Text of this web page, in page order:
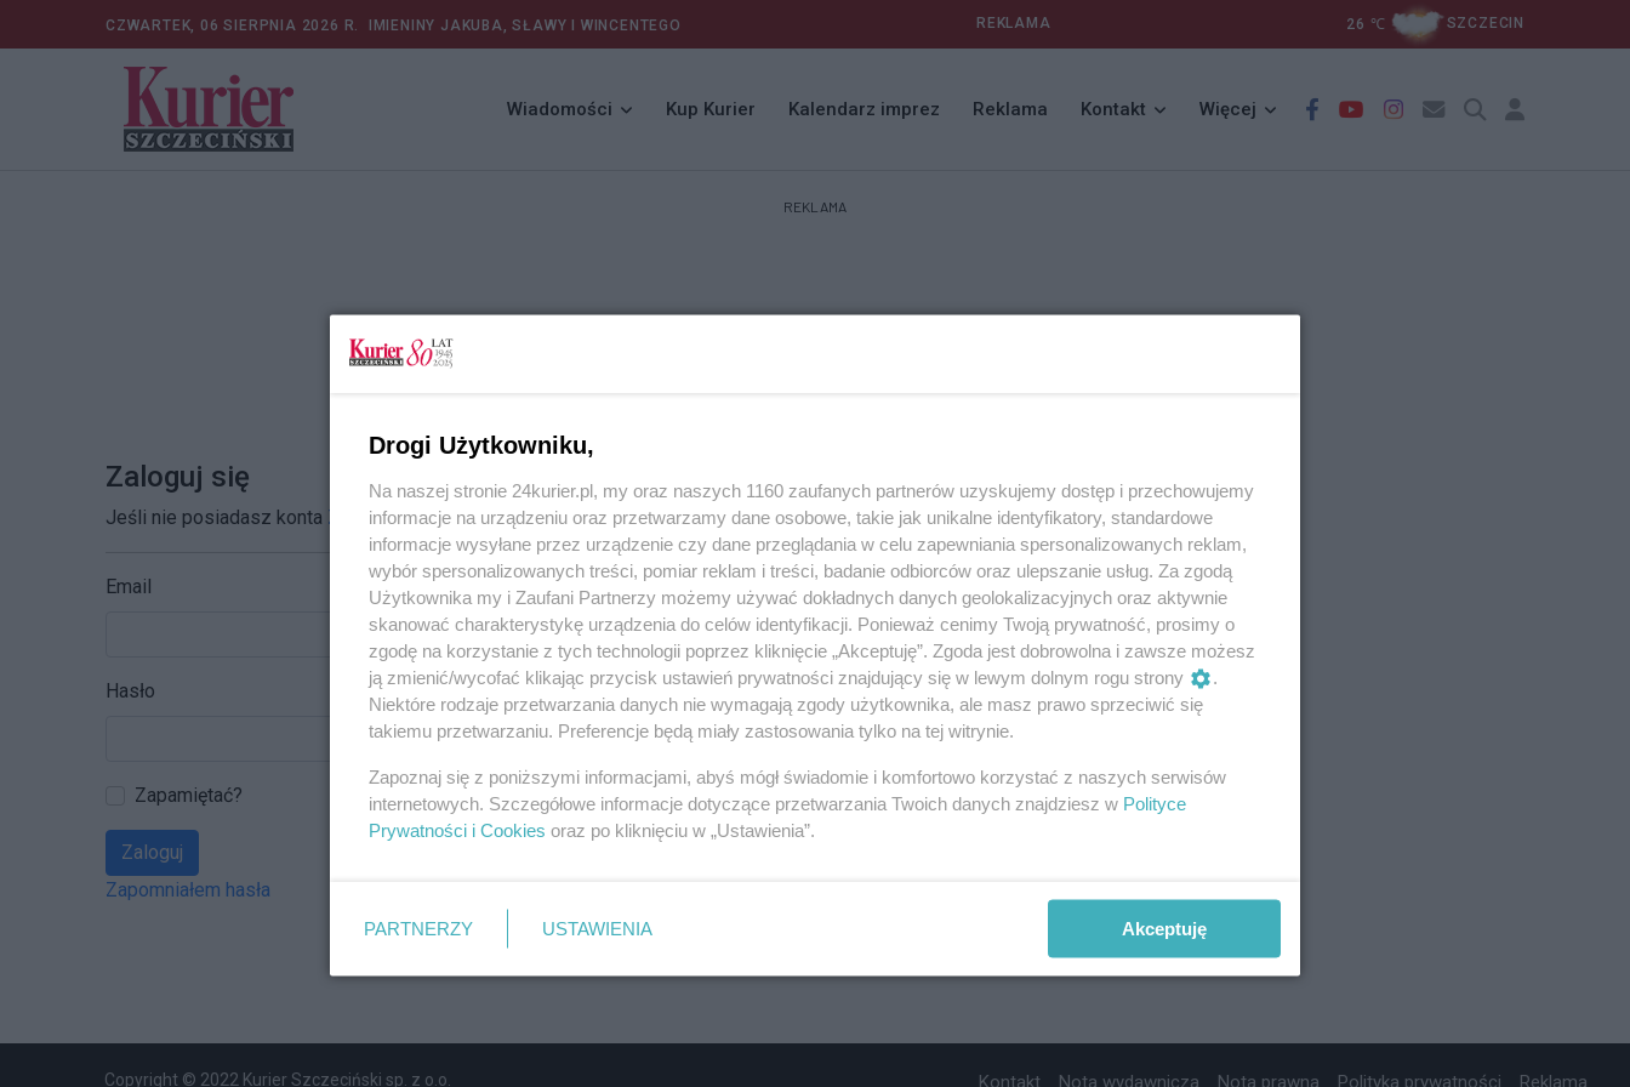
CZWARTEK, 06 SIERPNIA 2026 R. IMIENINY JAKUBA, SŁAWY I WINCENTEGO REKLAMA 26 ℃ SZCZECIN
Wiadomości Kup Kurier Kalendarz imprez Reklama Kontakt Więcej
REKLAMA
Zaloguj się
Jeśli nie posiadasz konta Zarejestruj się
Email
Hasło
Zapamiętać?
Zaloguj
Zapomniałem hasła
Copyright © 2022 Kurier Szczeciński sp. z o.o. Kontakt Nota wydawnicza Nota prawna Polityka prywatności Reklama
Drogi Użytkowniku,
Na naszej stronie 24kurier.pl, my oraz naszych 1160 zaufanych partnerów uzyskujemy dostęp i przechowujemy
informacje na urządzeniu oraz przetwarzamy dane osobowe, takie jak unikalne identyfikatory, standardowe
informacje wysyłane przez urządzenie czy dane przeglądania w celu zapewniania spersonalizowanych reklam,
wybór spersonalizowanych treści, pomiar reklam i treści, badanie odbiorców oraz ulepszanie usług. Za zgodą
Użytkownika my i Zaufani Partnerzy możemy używać dokładnych danych geolokalizacyjnych oraz aktywnie
skanować charakterystykę urządzenia do celów identyfikacji. Ponieważ cenimy Twoją prywatność, prosimy o
zgodę na korzystanie z tych technologii poprzez kliknięcie „Akceptuję”. Zgoda jest dobrowolna i zawsze możesz
ją zmienić/wycofać klikając przycisk ustawień prywatności znajdujący się w lewym dolnym rogu strony
.
Niektóre rodzaje przetwarzania danych nie wymagają zgody użytkownika, ale masz prawo sprzeciwić się
takiemu przetwarzaniu. Preferencje będą miały zastosowania tylko na tej witrynie.
Zapoznaj się z poniższymi informacjami, abyś mógł świadomie i komfortowo korzystać z naszych serwisów
internetowych. Szczegółowe informacje dotyczące przetwarzania Twoich danych znajdziesz w Polityce
Prywatności i Cookies oraz po kliknięciu w „Ustawienia”.
PARTNERZY USTAWIENIA Akceptuję